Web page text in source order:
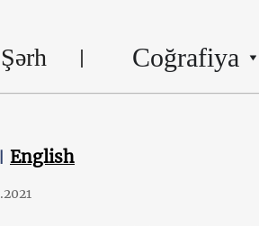
Şərh Coğrafiya
English